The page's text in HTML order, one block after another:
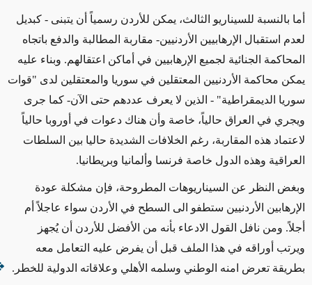
أما بالنسبة للسيناريو الثالث، يمكن للأردن رسمياً أن يتبنى - كبديل
لعدم استقبال الإرهابيين الأردنيين- مقاربة المطالبة والدفع باتجاه
المحاكمة الجنائية لجميع الإرهابيين في أماكن اعتقالهم. وبناء عليه
يمكن محاكمة الأردنيين المعتقلين في سوريا والمعتقلين لدى "قوات
سوريا الديمقراطية" - الذين لا يعرف عددهم حتى الآن- كما جرى
ويجري في العراق حالياً، خاصة وأن هناك دعوات في أوروبا حالياً
لاعتماد هذه المقاربة، رغم الخلافات الشديدة حاليا بين السلطات
العراقية وهذه الدول خاصة فرنسا وألمانيا وبريطانيا.
وبغض النظر عن السيناريوهات المطروحة، فإن مشكلة عودة
الإرهابين الأردنيين ستطفو الى السطح في الأردن سواء عاجلاً أم
أجلاً. ومن نافل القول الادعاء بأنه من الأفضل للأردن أن يُجهز
ويرتب أوراقه في هذا الملف قبل أن يفرض عليه التعامل معه
بطريقة تعرض امنه الوطني وسلمه الأهلي وعلاقاته الدولية للخطر.